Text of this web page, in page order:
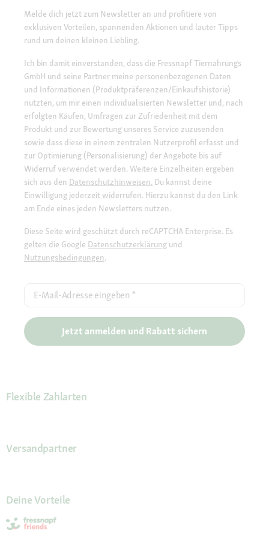
Melde dich jetzt zum Newsletter an und profitiere von
exklusiven Vorteilen, spannenden Aktionen und lauter Tipps
rund um deinen kleinen Liebling.
Ich bin damit einverstanden, dass die Fressnapf Tiernahrungs
GmbH und seine Partner meine personenbezogenen Daten
und Informationen (Produktpräferenzen/Einkaufshistorie)
nutzten, um mir einen individualisierten Newsletter und, nach
erfolgten Käufen, Umfragen zur Zufriedenheit mit dem
Produkt und zur Bewertung unseres Service zuzusenden
sowie dass diese in einem zentralen Nutzerprofil erfasst und
zur Optimierung (Personalisierung) der Angebote bis auf
Widerruf verwendet werden. Weitere Einzelheiten ergeben
sich aus den Datenschutzhinweisen. Du kannst deine
Einwilligung jederzeit widerrufen. Hierzu kannst du den Link
am Ende eines jeden Newsletters nutzen.
Diese Seite wird geschützt durch reCAPTCHA Enterprise. Es
gelten die Google Datenschutzerklärung und
Nutzungsbedingungen.
E-Mail-Adresse eingeben *
Jetzt anmelden und Rabatt sichern
Flexible Zahlarten
Versandpartner
Deine Vorteile